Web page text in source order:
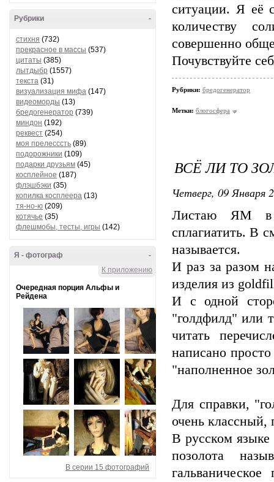
-
Рубрики
стихня (732)
прекрасное в массы (537)
цитаты (385)
лытдыбр (1557)
текста (31)
визуализация мифа (147)
видеоморды (13)
бредогенератор (739)
миндон (192)
реквест (254)
моя прелесссть (89)
подорожники (109)
подарки друзьям (45)
косплейное (187)
флэшбэки (35)
копилка косплеера (13)
тя-но-ю (209)
котячье (35)
флешмобы, тесты, игры (142)
-
Я - фотограф
К приложению
Очередная порция Альфы и
Рейдена
В серии 15 фотографий
ситуации. Я её
количеству
совершенно
Почувствуйте
Рубрики: бредогенератор
Метки: блогосфера
ВСЁ ЛИ ТО
Четверг, 09 Января
Листаю ЯМ в
сплагиатить. В
называется.
И раз за разом
изделия из
И с одной
"голдфилд" или
читать
написано
"наполненное
Для справки,
очень классный,
В русском языке
позолота